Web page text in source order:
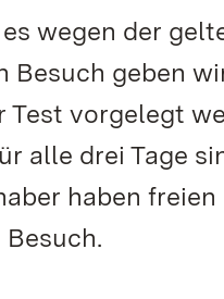
wegen der
geben
vorgelegt
alle drei Tage
haben